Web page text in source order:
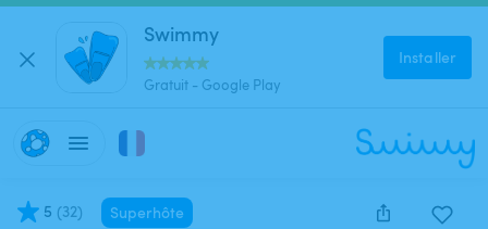
Swimmy
Gratuit - Google Play
Installer
5 (32) Superhôte